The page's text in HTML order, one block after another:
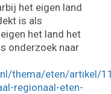
het eigen land
is als
het land het
onderzoek naar
thema/eten/artikel/
regionaal-eten-